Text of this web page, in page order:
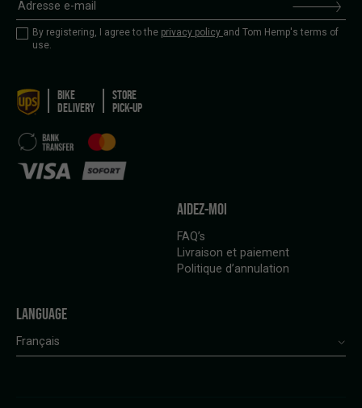
By registering, I agree to the privacy policy and Tom Hemp's terms of
use.
BIKE
DELIVERY
STORE
PICK-UP
AIDEZ-MOI
FAQ’s
Livraison et paiement
Politique d’annulation
LANGUAGE
Français